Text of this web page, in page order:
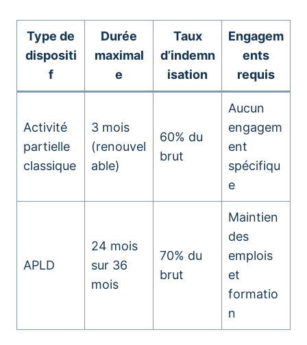
Type de
dispositi
f
Durée
maximal
e
Taux
d’indemn
isation
Engagem
ents
requis
Activité
partielle
classique
3 mois
(renouvel
able)
60% du
brut
Aucun
engagem
ent
spécifiqu
e
APLD
24 mois
sur 36
mois
70% du
brut
Maintien
des
emplois
et
formatio
n